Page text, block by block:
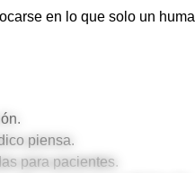
en lo que solo un
piensa.
para pacientes.